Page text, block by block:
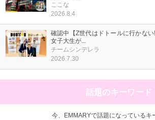
ここな
2026.8.4
確認中【Z世代はドトールに行かな
女子大生が...
チームシンデレラ
2026.7.30
話題のキーワード
今、EMMARYで話題になっているキ